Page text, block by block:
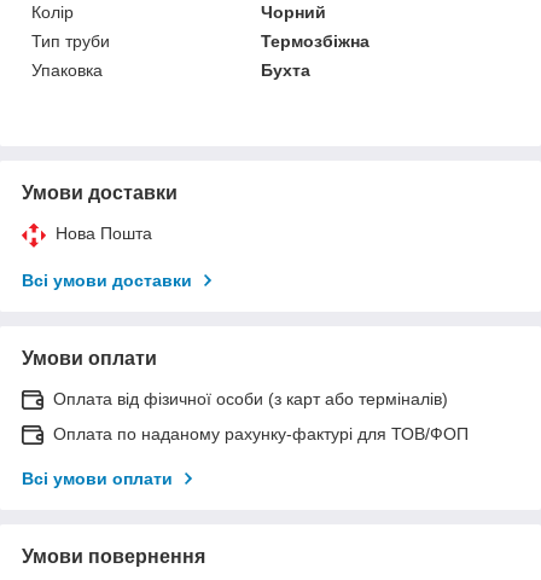
Колір
Чорний
Тип труби
Термозбіжна
Упаковка
Бухта
Умови доставки
Нова Пошта
Всі умови доставки
Умови оплати
Оплата від фізичної особи (з карт або терміналів)
Оплата по наданому рахунку-фактурі для ТОВ/ФОП
Всі умови оплати
Умови повернення